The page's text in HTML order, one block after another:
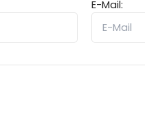
E-Mail: